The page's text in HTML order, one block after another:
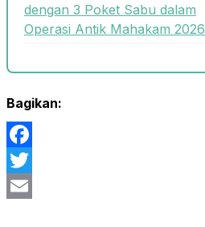
dengan 3 Poket Sabu dalam
Operasi Antik Mahakam 2026
Bagikan:
Facebook
Twitter